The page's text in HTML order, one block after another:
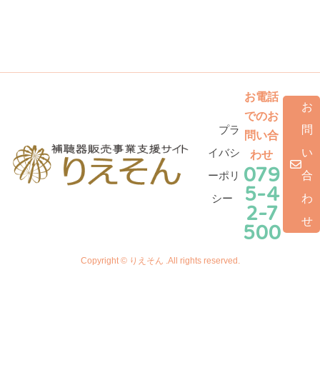
プラ
イバシ
ーポリ
シー
お電話
でのお
問い合
わせ
079
5-4
2-7
500
お
問
い
合
わ
せ
Copyright © りえそん .All rights reserved.